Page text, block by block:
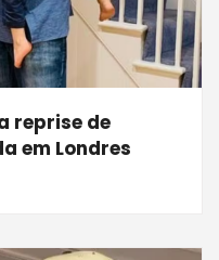
reprise de
em Londres